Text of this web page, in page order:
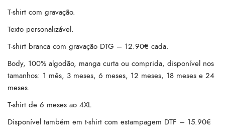
T-shirt com gravação.
Texto personalizável.
T-shirt branca com gravação DTG – 12.90€ cada.
Body, 100% algodão, manga curta ou comprida, disponível nos
tamanhos: 1 mês, 3 meses, 6 meses, 12 meses, 18 meses e 24
meses.
T-shirt de 6 meses ao 4XL
Disponível também em t-shirt com estampagem DTF – 15.90€